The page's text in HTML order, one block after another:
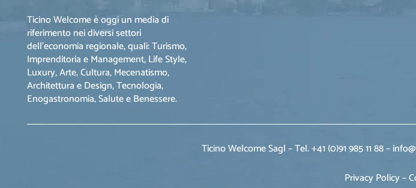
Ticino Welcome è oggi un media di
riferimento nei diversi settori
dell’economia regionale, quali: Turismo,
Imprenditoria e Management, Life Style,
Luxury, Arte, Cultura, Mecenatismo,
Architettura e Design, Tecnologia,
Enogastronomia, Salute e Benessere.
Ticino Welcome Sagl – Tel. +41 (0)91 985 11 88 –
Privacy Policy–